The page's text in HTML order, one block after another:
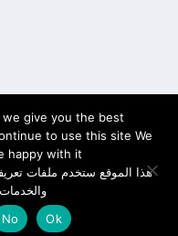
سياسة
give you the best
to use this site We
happy with it
هذا الموقع ستخدم ملفات
Ok
No